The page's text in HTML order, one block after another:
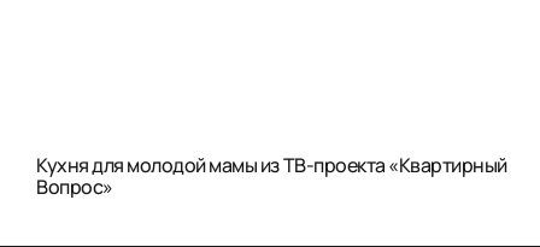
Кухня для молодой мамы из ТВ-проекта «Квартирный
Вопрос»